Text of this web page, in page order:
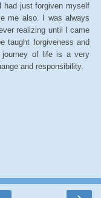
had just forgiven myself
me also. I was always
realizing until I came
taught forgiveness and
of life is a very
and responsibility.